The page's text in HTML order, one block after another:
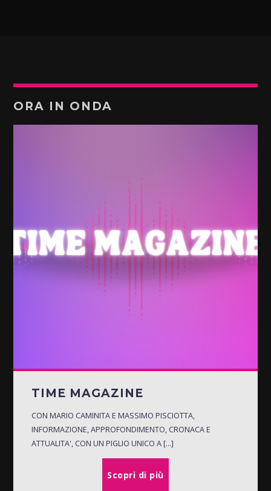
ORA IN ONDA
TIME MAGAZINE
CON MARIO CAMINITA E MASSIMO PISCIOTTA,
INFORMAZIONE, APPROFONDIMENTO, CRONACA E
ATTUALITA', CON UN PIGLIO UNICO A [...]
Scopri di più